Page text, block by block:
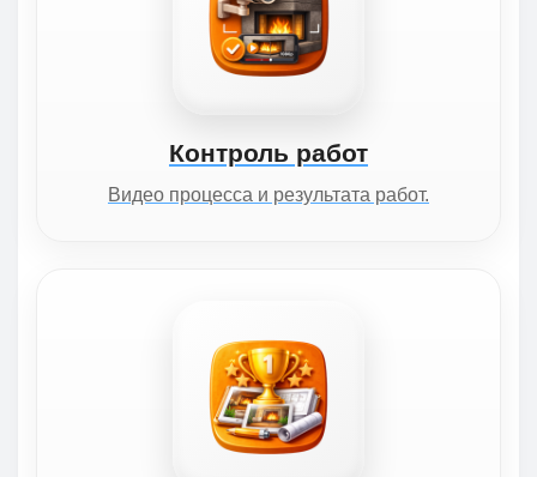
Контроль работ
Видео процесса и результата работ.